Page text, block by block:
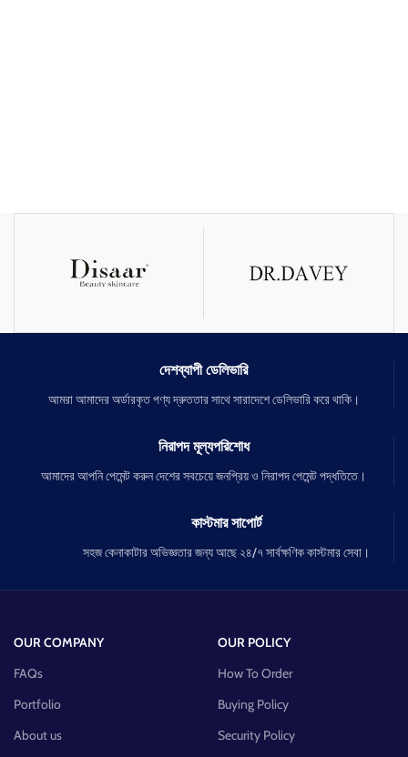
দেশব্যাপী ডেলিভারি
আমরা আমাদের অর্ডারকৃত পণ্য দ্রুততার সাথে সারাদেশে ডেলিভারি করে থাকি।
নিরাপদ মূল্যপরিশোধ
আমাদের আপনি পেমেন্ট করুন দেশের সবচেয়ে জনপ্রিয় ও নিরাপদ পেমেন্ট পদ্ধতিতে।
কাস্টমার সাপোর্ট
সহজ কেনাকাটার অভিজ্ঞতার জন্য আছে ২৪/৭ সার্বক্ষণিক কাস্টমার সেবা।
OUR COMPANY
FAQs
Portfolio
About us
OUR POLICY
How To Order
Buying Policy
Security Policy